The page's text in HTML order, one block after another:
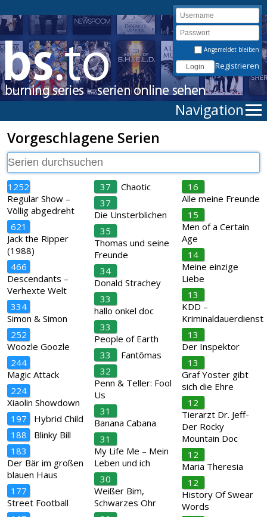
Angemeldet bleiben
Registrieren
Navigation
Vorgeschlagene Serien
1252
Regular Show –
Völlig abgedreht
621
Jack the Ripper
(1988)
466
Descendants –
Verhexte Welt
334
Simon & Simon
252
Woozle Goozle
244
Magic Attack
224
Xiaolin Showdown
197
Hybrid Child
188
Blinky Bill
183
Der Bär im großen
blauen Haus
177
Street Football
37
Chaotic
37
Die Unsterblichen
35
Thomas und seine
Freunde
34
Donald Strachey
33
hallo onkel doc
33
People of Earth
33
Fantômas
32
Penn & Teller: Fool
Us
31
Banana Cabana
31
My Life Me – Mein
Leben und ich
30
Weißer Bim,
Schwarzes Ohr
16
Alle meine Freunde
15
Men of a Certain
Age
14
Meine einzige
Liebe
13
KDD –
Kriminaldauerdienst
13
Der Inspektor
13
Graf Yoster gibt
sich die Ehre
12
Tierarzt Dr. Jeff-
Der Rocky
Mountain Doc
12
Maria Theresia
12
History Of Swear
Words